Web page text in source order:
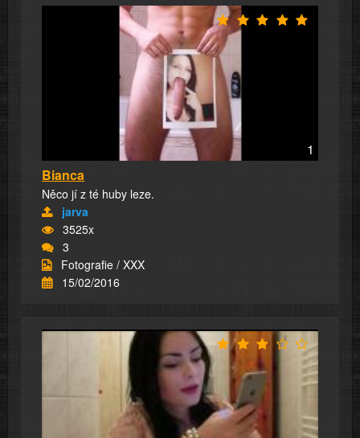
1
Bianca
Něco jí z té huby leze.
jarva
3525x
3
Fotografie / XXX
15/02/2016